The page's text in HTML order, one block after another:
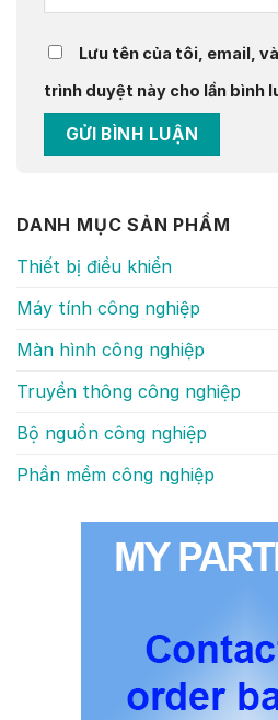
Lưu tên của tôi, email,
trình duyệt này cho lần bình
DANH MỤC SẢN PHẨM
Thiết bị điều khiển
Máy tính công nghiệp
Màn hình công nghiệp
Truyền thông công nghiệp
Bộ nguồn công nghiệp
Phần mềm công nghiệp